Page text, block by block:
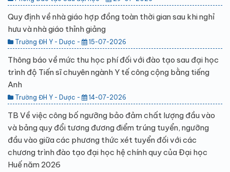
Quy định về nhà giáo hợp đồng toàn thời gian sau khi nghỉ
hưu và nhà giáo thỉnh giảng
Trường ĐH Y - Dược - 15-07-2026
Thông báo về mức thu học phí đối với đào tạo sau đại học
trình độ Tiến sĩ chuyên ngành Y tế công cộng bằng tiếng
Anh
Trường ĐH Y - Dược - 14-07-2026
TB Về việc công bố ngưỡng bảo đảm chất lượng đầu vào
và bảng quy đổi tương đương điểm trúng tuyển, ngưỡng
đầu vào giữa các phương thức xét tuyển đối với các
chương trình đào tạo đại học hệ chính quy của Đại học
Huế năm 2026